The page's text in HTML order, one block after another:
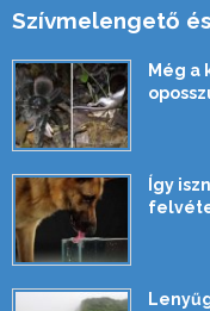
Szívmelengető
Még a
Így